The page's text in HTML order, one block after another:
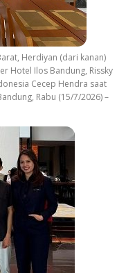
Herdiyan (dari kanan)
Hotel Ilos Bandung, Rissky
Cecep Hendra saat
Rabu (15/7/2026) –